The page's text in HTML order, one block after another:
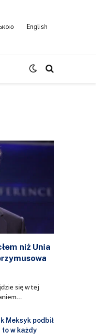
English
niż Unia
się w tej
Meksyk podbił
to w każdy